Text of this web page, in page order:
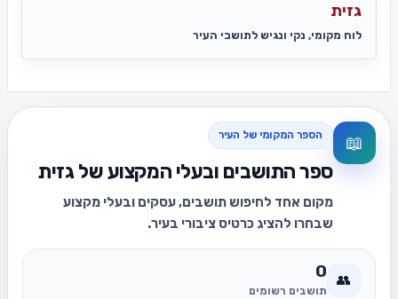
גזית
לוח מקומי, נקי ונגיש לתושבי העיר
📖 הספר המקומי של העיר
ספר התושבים ובעלי המקצוע של גזית
מקום אחד לחיפוש תושבים, עסקים ובעלי מקצוע
שבחרו להציג כרטיס ציבורי בעיר.
👥
0
תושבים רשומים